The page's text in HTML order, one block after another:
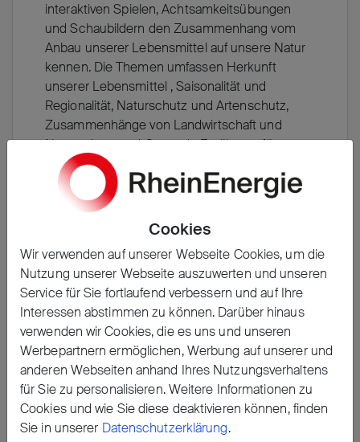
Cookies
Wir verwenden auf unserer Webseite Cookies, um die
Nutzung unserer Webseite auszuwerten und unseren
Service für Sie fortlaufend verbessern und auf Ihre
Interessen abstimmen zu können. Darüber hinaus
verwenden wir Cookies, die es uns und unseren
Werbepartnern ermöglichen, Werbung auf unserer und
anderen Webseiten anhand Ihres Nutzungsverhaltens
für Sie zu personalisieren. Weitere Informationen zu
Cookies und wie Sie diese deaktivieren können, finden
Sie in unserer Datenschutzerklärung.
interaktiven Spielen, Achtsamkeitsübungen
und Schaubildern den Zusammenhang vom
Anbau unserer Lebensmittel auf unsere Natur
kennen. Die Themen umfassen Herkunft
unserer Lebensmittel , Saisonalität und
Regionalität, Naturschutz und Artenschutz,
Zusammenhänge von Landwirtschaft und
Naturschutz und Gesunde Ernährung für
Kinder und natürlich bauen wir nachhaltige
Samenbomben mit den Kids:-)
Wir möchten jedem Kölner Kind einen
ermöglichen.
Erzählen Sie es Ihren Freunden
𝕏